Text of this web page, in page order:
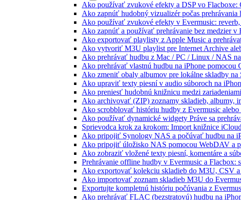
Ako používať zvukové efekty a DSP vo Flacboxe:
Ako zapnúť hudobný vizualizér počas prehrávania
Ako používať zvukové efekty v Evermusic: reverb,
Ako zapnúť a používať prehrávanie bez medzier v
Ako exportovať playlisty z Apple Music a
Ako vytvoriť M3U playlist pre Internet Archive
Ako prehrávať hudbu z Mac / PC / Linux / NAS
Ako prehrávať vlastnú hudbu na iPhone pomocou
Ako zmeniť obaly albumov pre lokálne skladby
Ako upraviť texty piesní v audio súboroch na
Ako preniesť hudobnú knižnicu medzi
Ako archivovať (ZIP) zoznamy skladieb, albumy,
Ako scrobblovať históriu hudby z Evermusic
Ako používať dynamické widgety Práve sa
Sprievodca krok za krokom: Import knižnice
Ako pripojiť Synology NAS a počúvať hudbu na
Ako pripojiť úložisko NAS pomocou WebDAV a
Ako zobraziť vložené texty piesní, komentáre a
Prehrávanie offline hudby v Evermusic a Flacbox:
Ako exportovať kolekciu skladieb do M3U, CSV
Ako importovať zoznam skladieb M3U do
Exportujte kompletnú históriu počúvania z
Ako prehrávať FLAC (bezstratovú) hudbu na